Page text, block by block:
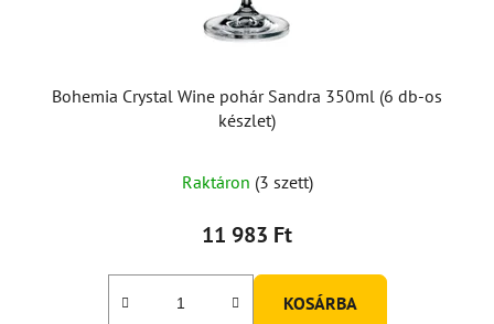
Bohemia Crystal Wine pohár Sandra 350ml (6 db-os
készlet)
Raktáron (3 szett)
11 983 Ft
KOSÁRBA